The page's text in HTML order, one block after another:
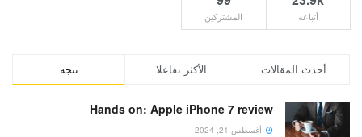
أتباعه المشتركين
تتجه الأكثر تفاعلا أحدث المقالات
Hands on: Apple iPhone 7 review
أغسطس 21, 2024